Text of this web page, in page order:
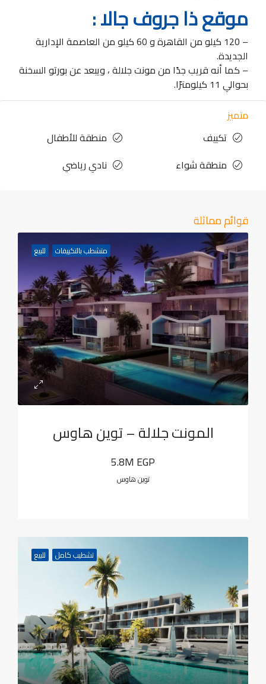
موقع ذا جروف جالا :
– 120 كيلو من القاهرة و 60 كيلو من العاصمة الإدارية
الجديدة.
– كما أنه قريب جدًا من مونت جلالة ، ويبعد عن بورتو السخنة
بحوالي 11 كيلومترًا.
متميز
تكييف
منطقة شواء
منطقة للأطفال
نادي رياضي
قوائم مماثلة
متشطب بالتكييفات للبيع
المونت جلالة – توين هاوس
5.8M EGP
توين هاوس
تشطيب كامل للبيع